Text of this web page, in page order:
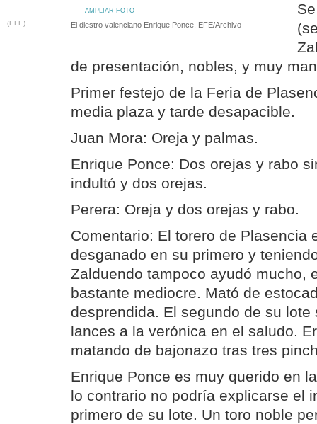
AMPLIAR FOTO
(EFE) El diestro valenciano Enrique Ponce. EFE/Archivo
de presentación, nobles, y muy
Primer festejo de la Feria de
media plaza y tarde desapacible.
Juan Mora: Oreja y palmas.
Enrique Ponce: Dos orejas y rabo
indultó y dos orejas.
Perera: Oreja y dos orejas y rabo.
Comentario: El torero de Plasencia
desganado en su primero y
Zalduendo tampoco ayudó mucho,
bastante mediocre. Mató de
desprendida. El segundo de su lote
lances a la verónica en el saludo.
matando de bajonazo tras tres
Enrique Ponce es muy querido en
lo contrario no podría explicarse el
primero de su lote. Un toro noble